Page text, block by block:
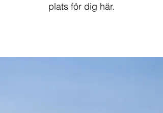
plats för dig här.